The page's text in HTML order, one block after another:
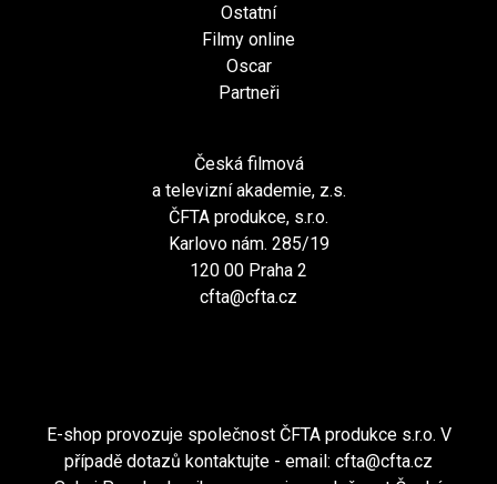
Ostatní
Filmy online
Oscar
Partneři
Česká filmová
a televizní akademie, z.s.
ČFTA produkce, s.r.o.
Karlovo nám. 285/19
120 00 Praha 2
cfta@cfta.cz
E-shop provozuje společnost ČFTA produkce s.r.o. V
případě dotazů kontaktujte - email: cfta@cfta.cz